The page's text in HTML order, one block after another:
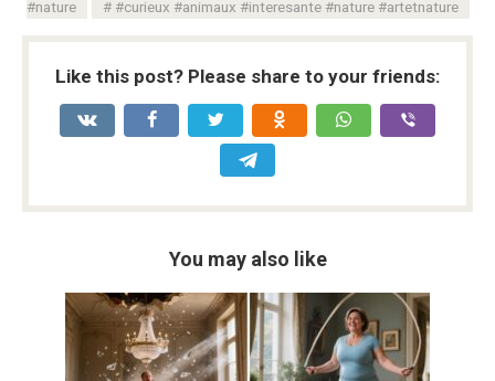
#nature #curieux #animaux #interesante #nature #artetnature
Like this post? Please share to your friends:
You may also like